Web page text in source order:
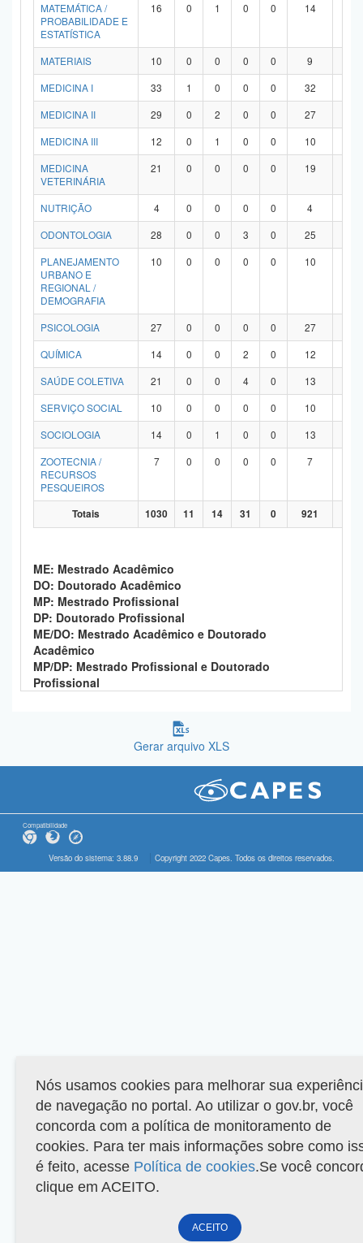
MATEMÁTICA /
PROBABILIDADE E
ESTATÍSTICA
16 0 1 0 0 14
MATERIAIS 10 0 0 0 0 9
MEDICINA I
33 1 0 0 0 32
MEDICINA II
29 0 2 0 0 27
MEDICINA III
12 0 1 0 0 10
MEDICINA
VETERINÁRIA
21 0 0 0 0 19
NUTRIÇÃO 4 0 0 0 0 4
ODONTOLOGIA
28 0 0 3 0 25
PLANEJAMENTO
URBANO E
REGIONAL /
DEMOGRAFIA
10 0 0 0 0 10
PSICOLOGIA 27 0 0 0 0 27
QUÍMICA
14 0 0 2 0 12
SAÚDE COLETIVA
21 0 0 4 0 13
SERVIÇO SOCIAL
10 0 0 0 0 10
SOCIOLOGIA
14 0 1 0 0 13
ZOOTECNIA /
RECURSOS
PESQUEIROS
7 0 0 0 0 7
Totais 1030 11 14 31 0 921
ME: Mestrado Acadêmico
DO: Doutorado Acadêmico
MP: Mestrado Profissional
DP: Doutorado Profissional
ME/DO: Mestrado Acadêmico e Doutorado
Acadêmico
MP/DP: Mestrado Profissional e Doutorado
Profissional
Gerar arquivo XLS
Compatibilidade
Versão do sistema: 3.88.9 Copyright 2022 Capes. Todos os direitos reservados.
Nós usamos cookies para melhorar sua
de navegação no portal. Ao utilizar o gov.br, você
concorda com a política de monitoramento de
cookies. Para ter mais informações sobre como
é feito, acesse Política de cookies.Se você
clique em ACEITO.
ACEITO